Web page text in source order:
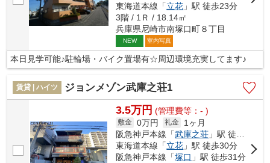
東海道本線「立花 」駅 徒歩23分
3階 / 1Ｒ / 18.14㎡
兵庫県尼崎市南塚口町８丁目
NEW 室内写真
本日見学可能♪駐輪場・バイク置場有☆周辺環境充実してます♪
賃貸 | ハイツ ジョンメゾン武庫之荘1
3.5万円 (管理費等：- )
敷金 0万円 礼金
1ヶ月
阪急神戸本線「武庫之荘 」駅 徒歩5分
東海道本線「立花 」駅 徒歩30分
阪急神戸本線「塚口 」駅 徒歩31分